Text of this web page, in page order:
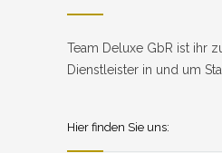
Team Deluxe GbR ist ihr
Dienstleister in und um
Hier finden Sie uns: